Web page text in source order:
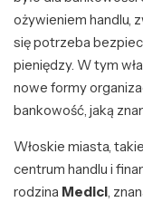
ożywieniem handlu,
się potrzeba
pieniędzy. W tym
nowe formy
bankowość, jaką
Włoskie miasta,
centrum handlu i
rodzina Medici,